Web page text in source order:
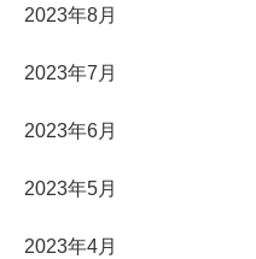
2023年8月
2023年7月
2023年6月
2023年5月
2023年4月